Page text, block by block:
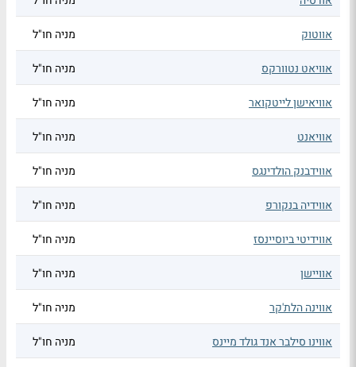
אווטוק מניה חו"ל
אוויאט נטוורקס מניה חו"ל
אוויאישן לייטקואר מניה חו"ל
אוויאנט מניה חו"ל
אווידבנק הולדינגס מניה חו"ל
אווידיה בנקורפ מניה חו"ל
אווידיטי ביוסיינסז מניה חו"ל
אוויישן מניה חו"ל
אווינה הלת'קר מניה חו"ל
אווינו סילבר אנד גולד מיינס מניה חו"ל